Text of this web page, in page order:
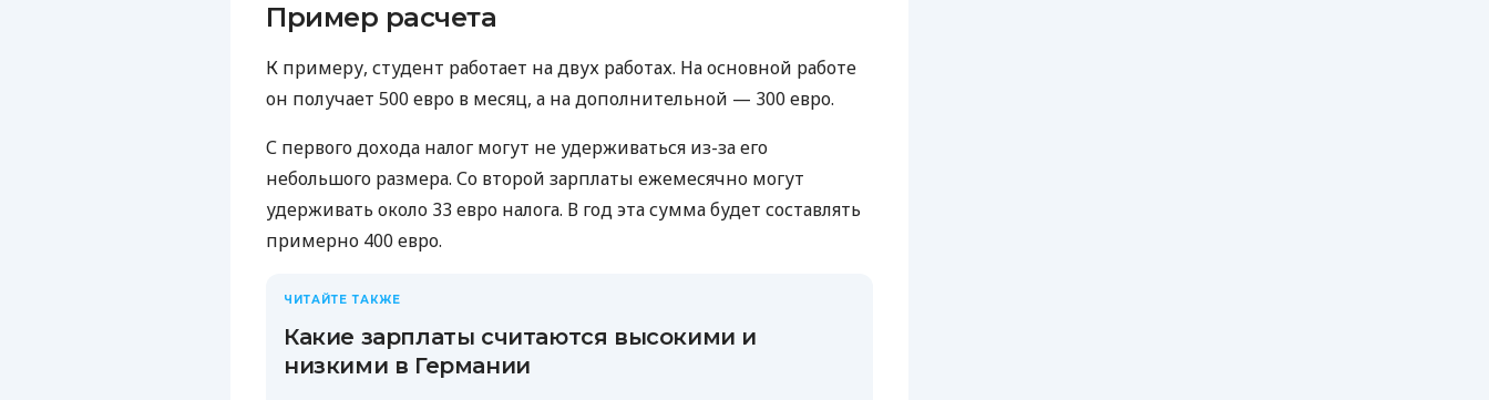
Пример расчета
К примеру, студент работает на двух работах. На основной работе
он получает 500 евро в месяц, а на дополнительной — 300 евро.
С первого дохода налог могут не удерживаться из-за его
небольшого размера. Со второй зарплаты ежемесячно могут
удерживать около 33 евро налога. В год эта сумма будет составлять
примерно 400 евро.
ЧИТАЙТЕ ТАКЖЕ
Какие зарплаты считаются высокими и
низкими в Германии